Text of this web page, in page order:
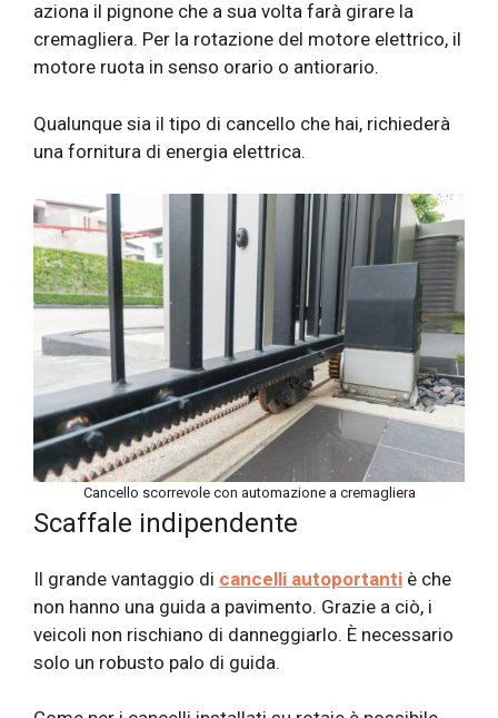
aziona il pignone che a sua volta farà girare la
cremagliera. Per la rotazione del motore elettrico, il
motore ruota in senso orario o antiorario.
Qualunque sia il tipo di cancello che hai, richiederà
una fornitura di energia elettrica.
Cancello scorrevole con automazione a cremagliera
Scaffale indipendente
Il grande vantaggio di cancelli autoportanti è che
non hanno una guida a pavimento. Grazie a ciò, i
veicoli non rischiano di danneggiarlo. È necessario
solo un robusto palo di guida.